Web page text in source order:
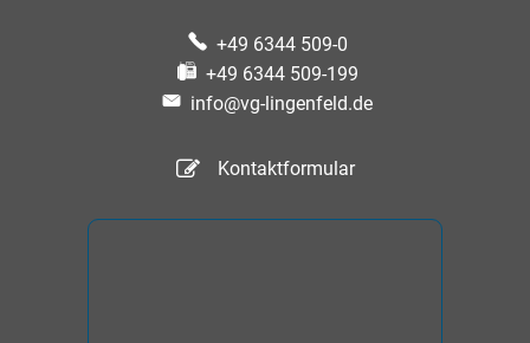
+49 6344 509-0
+49 6344 509-199
info@vg-lingenfeld.de
Kontaktformular